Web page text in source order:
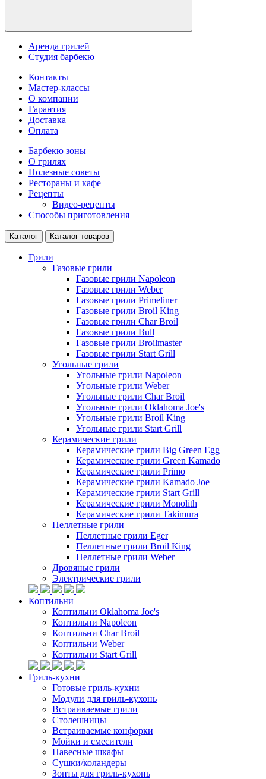
Аренда грилей
Студия барбекю
Контакты
Мастер-классы
О компании
Гарантия
Доставка
Оплата
Барбекю зоны
О грилях
Полезные советы
Рестораны и кафе
Рецепты
Видео-рецепты
Способы приготовления
Каталог Каталог товаров
Грили
Газовые грили
Газовые грили Napoleon
Газовые грили Weber
Газовые грили Primeliner
Газовые грили Broil King
Газовые грили Char Broil
Газовые грили Bull
Газовые грили Broilmaster
Газовые грили Start Grill
Угольные грили
Угольные грили Napoleon
Угольные грили Weber
Угольные грили Char Broil
Угольные грили Oklahoma Joe's
Угольные грили Broil King
Угольные грили Start Grill
Керамические грили
Керамические грили Big Green Egg
Керамические грили Green Kamado
Керамические грили Primo
Керамические грили Kamado Joe
Керамические грили Start Grill
Керамические грили Monolith
Керамические грили Takimura
Пеллетные грили
Пеллетные грили Eger
Пеллетные грили Broil King
Пеллетные грили Weber
Дровяные грили
Электрические грили
Коптильни
Коптильни Oklahoma Joe's
Коптильни Napoleon
Коптильни Char Broil
Коптильни Weber
Коптильни Start Grill
Гриль-кухни
Готовые гриль-кухни
Модули для гриль-кухонь
Встраиваемые грили
Столешницы
Встраиваемые конфорки
Мойки и смесители
Навесные шкафы
Сушки/коландеры
Зонты для гриль-кухонь